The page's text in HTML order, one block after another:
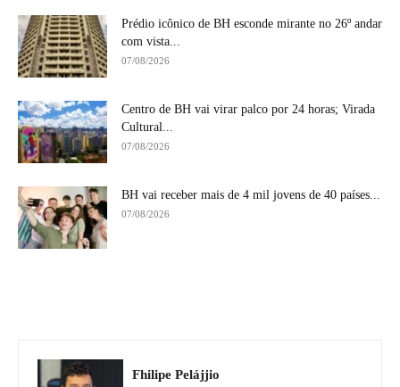
Prédio icônico de BH esconde mirante no 26º andar
com vista...
07/08/2026
Centro de BH vai virar palco por 24 horas; Virada
Cultural...
07/08/2026
BH vai receber mais de 4 mil jovens de 40 países...
07/08/2026
Fhilipe Pelájjio